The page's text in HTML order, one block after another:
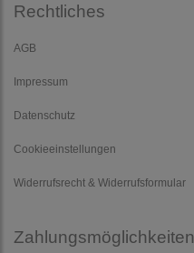
Rechtliches
AGB
Impressum
Datenschutz
Cookieeinstellungen
Widerrufsrecht & Widerrufsformular
Zahlungsmöglichkeiten